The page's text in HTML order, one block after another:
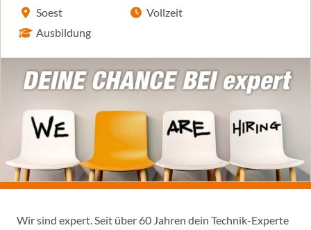
Soest
Ausbildung
Vollzeit
Wir sind expert. Seit über 60 Jahren dein Technik-Experte